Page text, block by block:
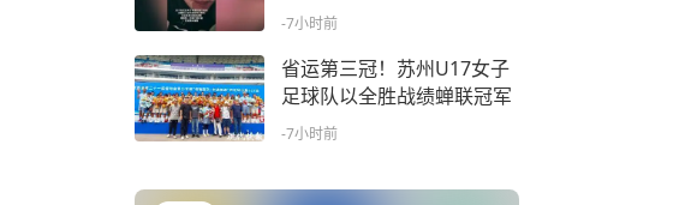
-7小时前
省运第三冠！苏州U17女子
足球队以全胜战绩蝉联冠军
-7小时前